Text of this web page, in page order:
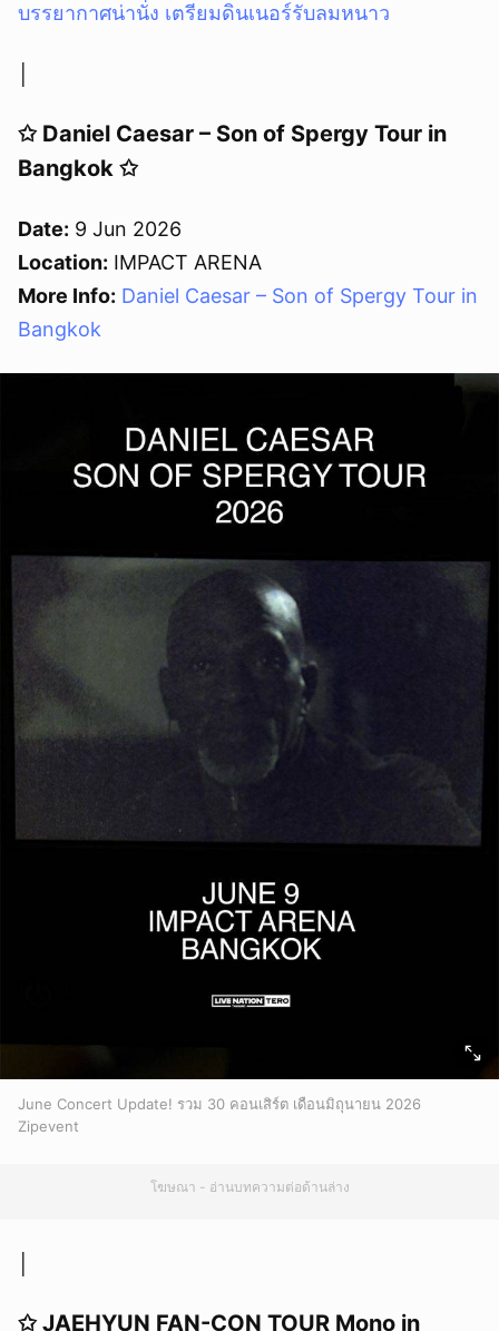
บรรยากาศน่านั่ง เตรียมดินเนอร์รับลมหนาว
✩ Daniel Caesar – Son of Spergy Tour in
Bangkok ✩
Date: 9 Jun 2026
Location: IMPACT ARENA
More Info: Daniel Caesar – Son of Spergy Tour in
Bangkok
June Concert Update! รวม 30 คอนเสิร์ต เดือนมิถุนายน 2026
Zipevent
โฆษณา - อ่านบทความต่อด้านล่าง
✩ JAEHYUN FAN-CON TOUR Mono in